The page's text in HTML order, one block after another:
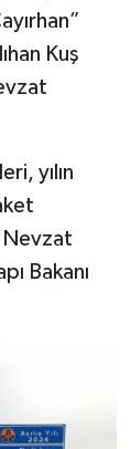
Kuş
yılın
Nevzat
Bakanı